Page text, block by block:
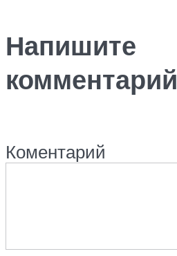
Напишите
комментарий
Коментарий